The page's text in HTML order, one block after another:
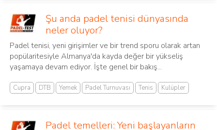
Şu anda padel tenisi dünyasında
neler oluyor?
Padel tenisi, yeni girişimler ve bir trend sporu olarak artan
popülaritesiyle Almanya'da kayda değer bir yükseliş
yaşamaya devam ediyor. İşte genel bir bakış...
Cupra DTB Yemek Padel Turnuvası Tenis Kulüpler
Padel temelleri: Yeni başlayanların